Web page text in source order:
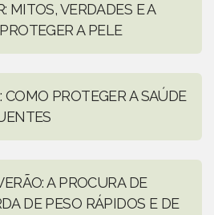
MITOS, VERDADES E A
A PELE
PROTEGER A SAÚDE
A PROCURA DE
DE PESO RÁPIDOS E DE